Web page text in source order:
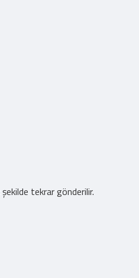
şekilde tekrar gönderilir.